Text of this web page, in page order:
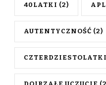
40LATKI (2)
AUTENTYCZNOŚĆ (2)
CZTERDZIESTOLATKI